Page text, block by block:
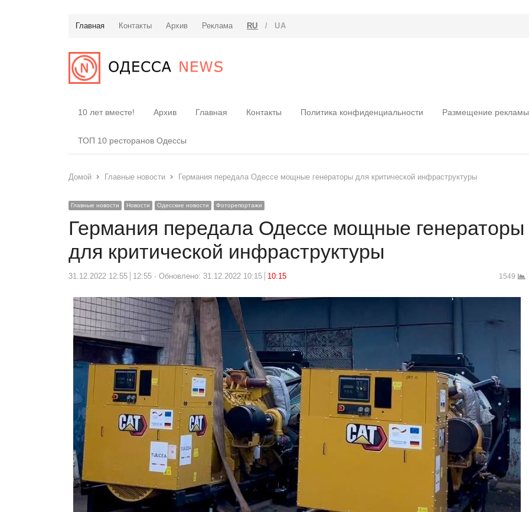
Главная Контакты Архив Реклама RU / UA
10 лет вместе! Архив Главная Контакты Политика конфиденциальности Размещение рекламы
ТОП 10 ресторанов Одессы
Домой Главные новости Германия передала Одессе мощные генераторы для критической инфраструктуры
Главные новости Новости Одесские новости Фоторепортажи
Германия передала Одессе мощные генераторы
для критической инфраструктуры
31.12.2022 12:55 12:55 Обновлено: 31.12.2022 10:15 10:15 1549